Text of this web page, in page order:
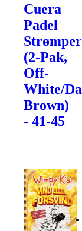
Cuera
Padel
Strømper
(2-Pak,
Off-
White/
Brown)
- 41-45